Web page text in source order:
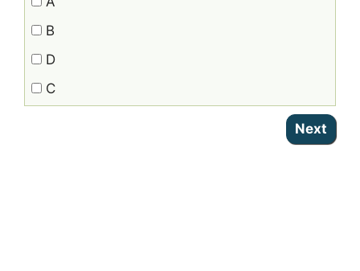
B
D
C